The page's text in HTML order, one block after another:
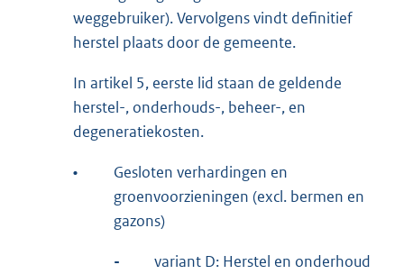
weggebruiker). Vervolgens vindt definitief
herstel plaats door de gemeente.
In artikel 5, eerste lid staan de geldende
herstel-, onderhouds-, beheer-, en
degeneratiekosten.
•
Gesloten verhardingen en
groenvoorzieningen (excl. bermen en
gazons)
- variant D: Herstel en onderhoud